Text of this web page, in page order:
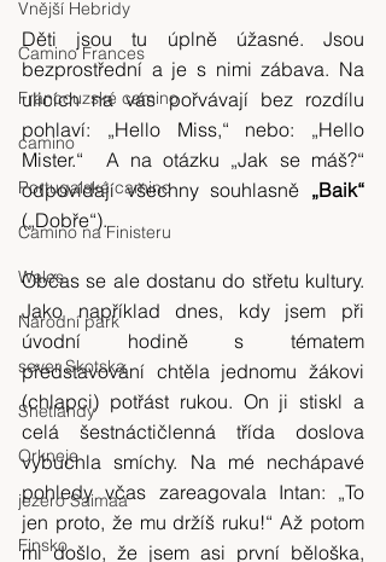
Vnější Hebridy
Camino Frances
Francouzské camino
camino
Portugalské camino
Camino na Finisteru
Wales
Národní park
sever Skotska
Shetlandy
Orkneje
jezero Saimaa
Finsko
Děti jsou tu úplně úžasné. Jsou
bezprostřední a je s nimi zábava. Na
ulicích na vás pořvávají bez rozdílu
pohlaví: „Hello Miss,“ nebo: „Hello
Mister.“  A na otázku „Jak se máš?“
odpovídají všechny souhlasně
(„Dobře“).
Občas se ale dostanu do střetu kultury.
Jako například dnes, kdy jsem při
úvodní hodině s tématem
představování chtěla jednomu žákovi
(chlapci) potřást rukou. On ji stiskl a
celá šestnáctičlenná třída doslova
vybuchla smíchy. Na mé nechápavé
pohledy včas zareagovala Intan: „To
jen proto, že mu držíš ruku!“ Až potom
mi došlo, že jsem asi první běloška,